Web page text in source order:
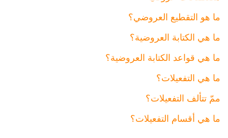
ما هو التقطيع العروضي؟
ما هي الكتابة العروضية؟
ما هي قواعد الكتابة العروضية؟
ما هي التفعيلات؟
ممّ تتألف التفعيلات؟
ما هي أقسام التفعيلات؟